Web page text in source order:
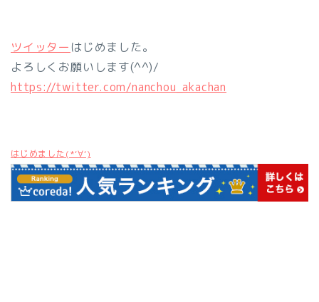
ツイッター はじめました。
よろしくお願いします(^^)/
https://twitter.com/nanchou_akachan
はじめました(*‘∀‘)